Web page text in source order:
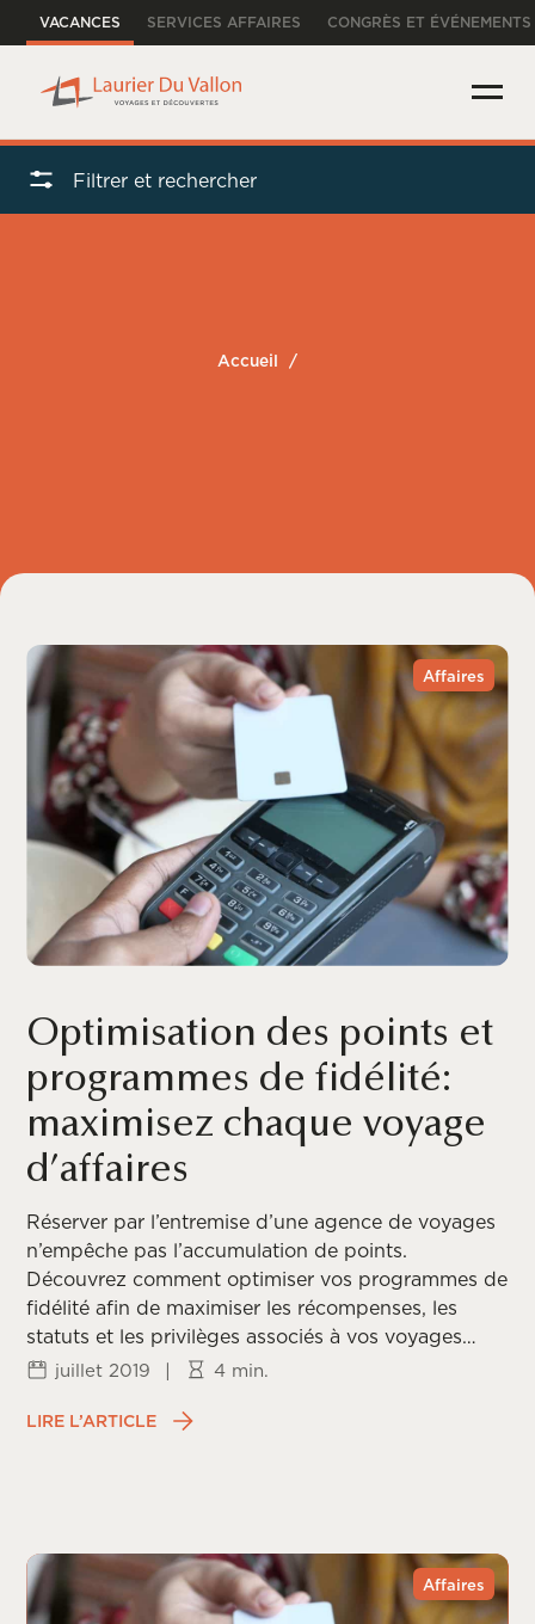
VACANCES SERVICES AFFAIRES CONGRÈS ET ÉVÉNEMENTS
Accueil /
Affaires
Optimisation des points et
programmes de fidélité:
maximisez chaque voyage
d’affaires
Réserver par l’entremise d’une agence de voyages
n’empêche pas l’accumulation de points.
Découvrez comment optimiser vos programmes de
fidélité afin de maximiser les récompenses, les
statuts et les privilèges associés à vos voyages
d’affaires.
juillet 2019 | 4 min.
LIRE L’ARTICLE
Filtrer et rechercher
Affaires